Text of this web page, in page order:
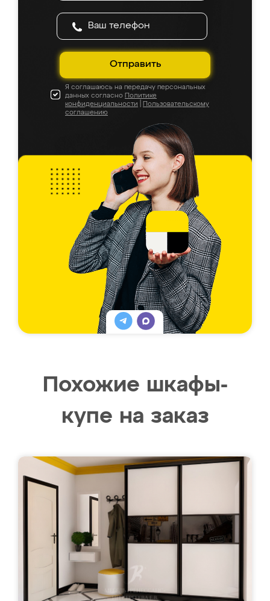
Отправить
Я соглашаюсь на передачу персональных
данных согласно Политике
конфиденциальности
Пользовательскому
соглашению
Похожие шкафы-
купе на заказ